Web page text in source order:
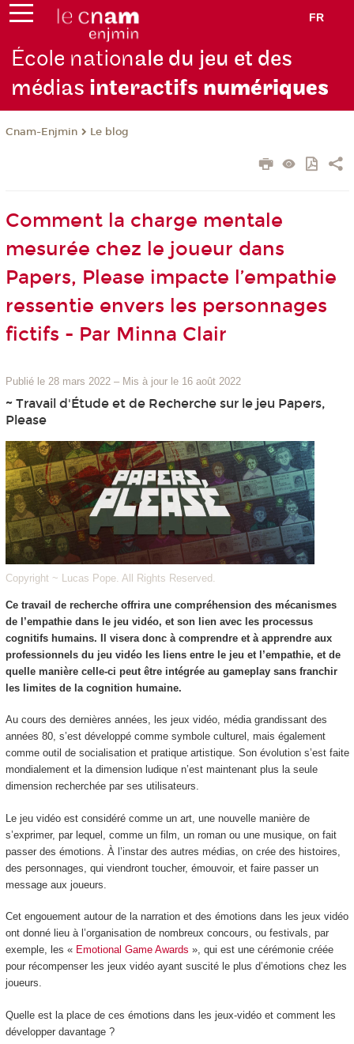
FR
École nationale du jeu et des
médias interactifs numériques
Cnam-Enjmin Le blog
Comment la charge mentale
mesurée chez le joueur dans
Papers, Please impacte l’empathie
ressentie envers les personnages
fictifs - Par Minna Clair
Publié le 28 mars 2022 – Mis à jour le 16 août 2022
~ Travail d'Étude et de Recherche sur le jeu Papers,
Please
Copyright ~ Lucas Pope. All Rights Reserved.
Ce travail de recherche offrira une compréhension des mécanismes
de l’empathie dans le jeu vidéo, et son lien avec les processus
cognitifs humains. Il visera donc à comprendre et à apprendre aux
professionnels du jeu vidéo les liens entre le jeu et l’empathie, et de
quelle manière celle-ci peut être intégrée au gameplay sans franchir
les limites de la cognition humaine.
Au cours des dernières années, les jeux vidéo, média grandissant des
années 80, s’est développé comme symbole culturel, mais également
comme outil de socialisation et pratique artistique. Son évolution s’est faite
mondialement et la dimension ludique n’est maintenant plus la seule
dimension recherchée par ses utilisateurs.
Le jeu vidéo est considéré comme un art, une nouvelle manière de
s’exprimer, par lequel, comme un film, un roman ou une musique, on fait
passer des émotions. À l’instar des autres médias, on crée des histoires,
des personnages, qui viendront toucher, émouvoir, et faire passer un
message aux joueurs.
Cet engouement autour de la narration et des émotions dans les jeux vidéo
ont donné lieu à l’organisation de nombreux concours, ou festivals, par
exemple, les « Emotional Game Awards », qui est une cérémonie créée
pour récompenser les jeux vidéo ayant suscité le plus d’émotions chez les
joueurs.
Quelle est la place de ces émotions dans les jeux-vidéo et comment les
développer davantage ?